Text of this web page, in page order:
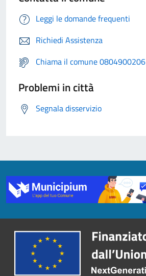
Leggi le domande frequenti
Richiedi Assistenza
Chiama il comune 0804900206
Problemi in città
Segnala disservizio